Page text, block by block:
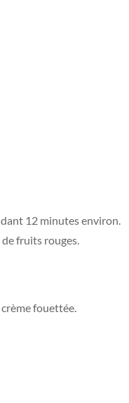
12 minutes environ.
fruits rouges.
fouettée.